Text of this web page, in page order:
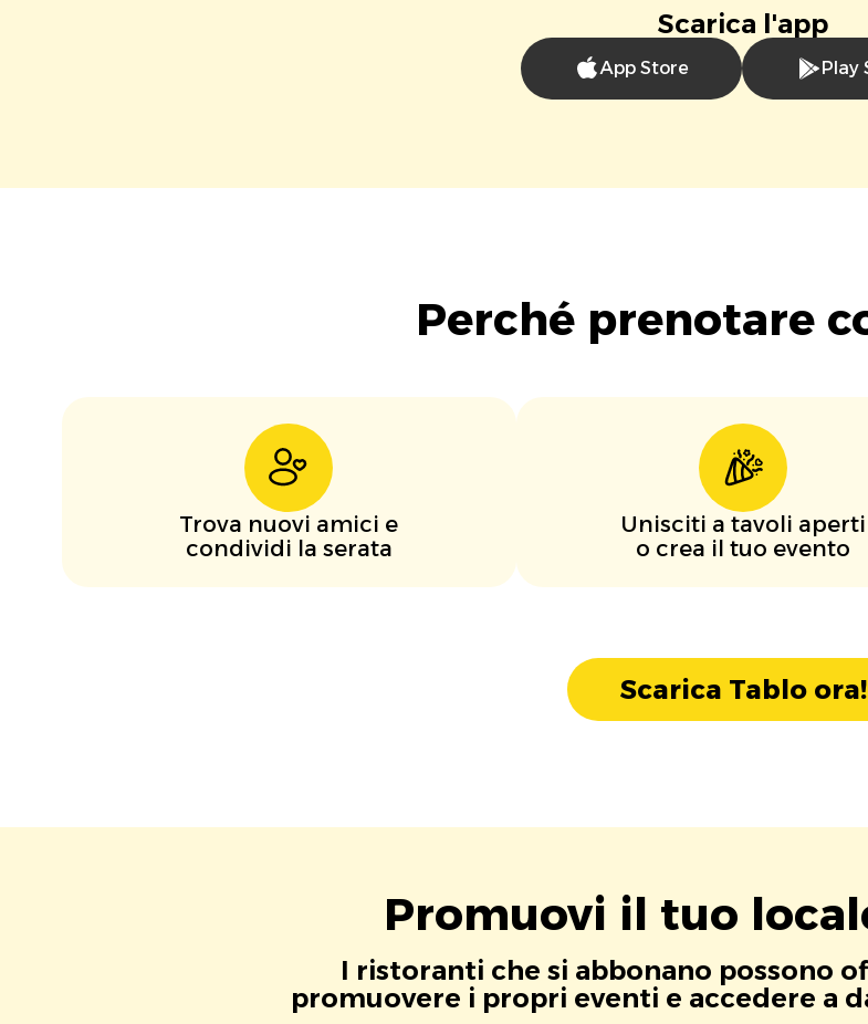
Scarica l'app
App Store Play
Perché prenotare
Trova nuovi amici e
condividi la serata
Unisciti a tavoli aperti
o crea il tuo evento
Scarica Tablo ora!
Promuovi il tuo
I ristoranti che si abbonano possono
promuovere i propri eventi e accedere a